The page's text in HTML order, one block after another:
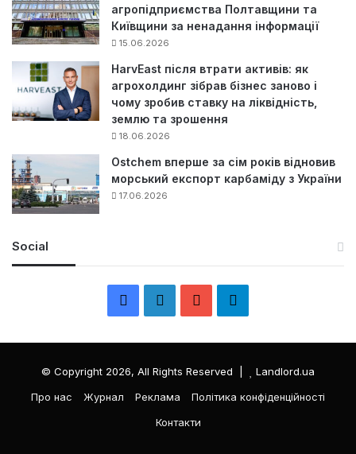
агропідприємства Полтавщини та
Київщини за ненадання інформації
15.06.2026
HarvEast після втрати активів: як
агрохолдинг зібрав бізнес заново і
чому зробив ставку на ліквідність,
землю та зрошення
18.06.2026
Ostchem вперше за сім років відновив
морський експорт карбаміду з України
17.06.2026
Social
e
k
e
T
л
е
© Copyright 2026, All Rights Reserved |
Landlord.ua
Про нас
Журнал Реклама
Політика конфіденційності
Контакти